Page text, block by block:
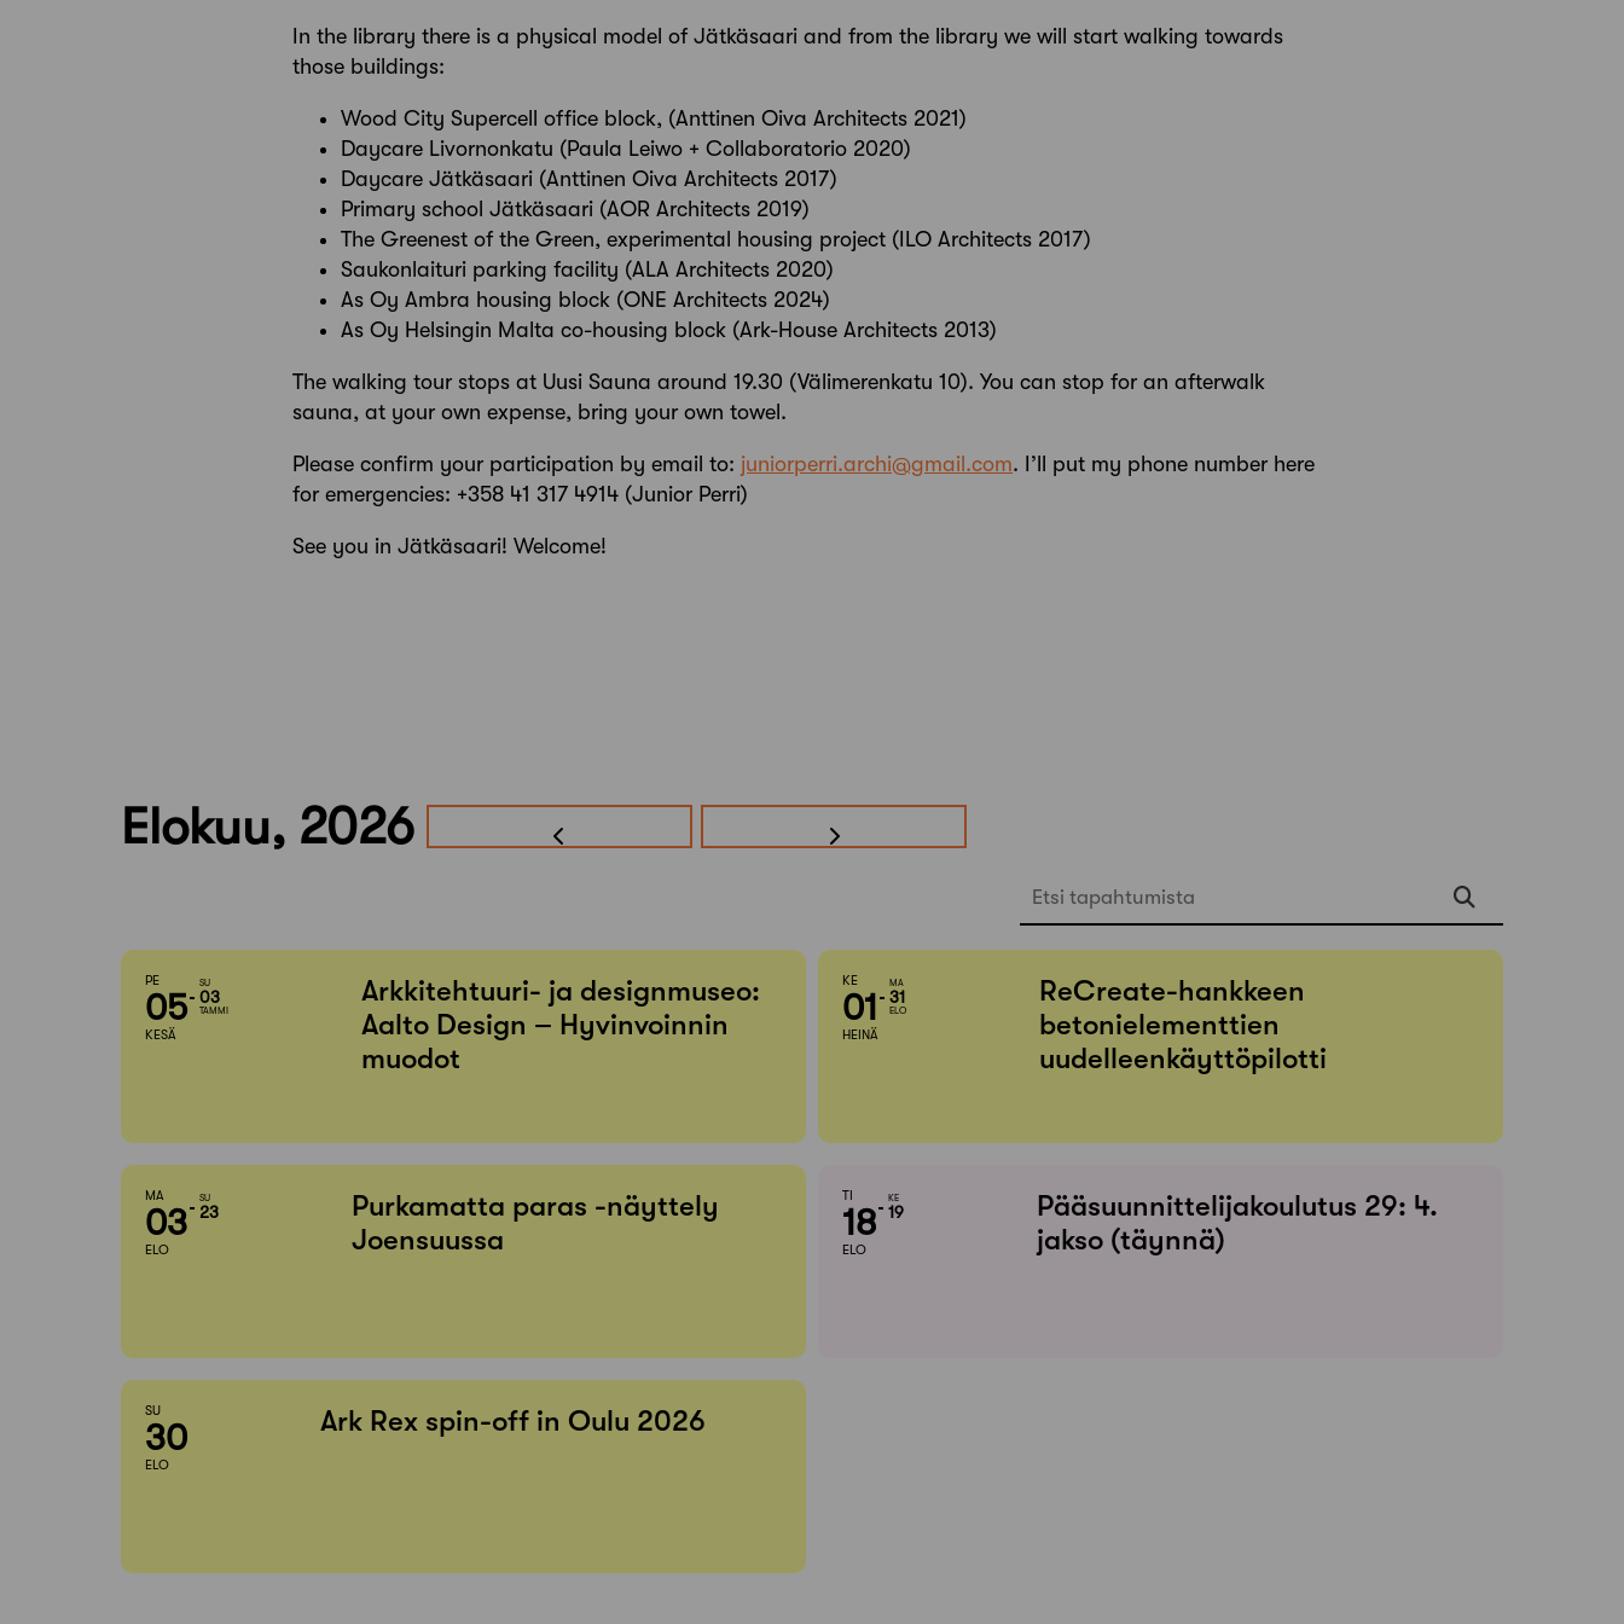
In the library there is a physical model of Jätkäsaari and from the library we will start walking towards
those buildings:
Wood City Supercell office block, (Anttinen Oiva Architects 2021)
Daycare Livornonkatu (Paula Leiwo + Collaboratorio 2020)
Daycare Jätkäsaari (Anttinen Oiva Architects 2017)
Primary school Jätkäsaari (AOR Architects 2019)
The Greenest of the Green, experimental housing project (ILO Architects 2017)
Saukonlaituri parking facility (ALA Architects 2020)
As Oy Ambra housing block (ONE Architects 2024)
As Oy Helsingin Malta co-housing block (Ark-House Architects 2013)
The walking tour stops at Uusi Sauna around 19.30 (Välimerenkatu 10). You can stop for an afterwalk
sauna, at your own expense, bring your own towel.
Please confirm your participation by email to: juniorperri.archi@gmail.com. I’ll put my phone number here
for emergencies: +358 41 317 4914 (Junior Perri)
See you in Jätkäsaari! Welcome!
Elokuu, 2026
Etsi tapahtumista
PE
05
KESÄ
SU
03
TAMMI
Arkkitehtuuri- ja designmuseo:
Aalto Design – Hyvinvoinnin
muodot
KE
01
HEINÄ
MA
31
ELO
ReCreate-hankkeen
betonielementtien
uudelleenkäyttöpilotti
MA
03
ELO
SU
23
Purkamatta paras -näyttely
Joensuussa
TI
18
ELO
KE
19
Pääsuunnittelijakoulutus 29: 4.
jakso (täynnä)
SU
30
ELO
Ark Rex spin-off in Oulu 2026